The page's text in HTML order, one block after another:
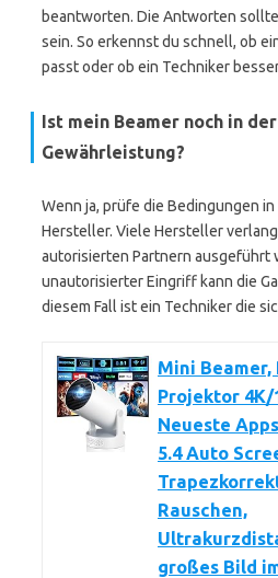
beantworten. Die Antworten
sein. So erkennst du schnell, ob
passt oder ob ein Techniker
Ist mein Beamer noch in
Gewährleistung?
Wenn ja, prüfe die Bedingungen
Hersteller. Viele Hersteller
autorisierten Partnern ausgeführt
unautorisierter Eingriff kann die
diesem Fall ist ein Techniker die
Mini
Projektor
Neueste
5.4 Auto
Rauschen,
großes Bild